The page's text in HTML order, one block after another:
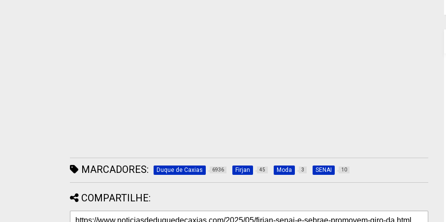
MARCADORES: Duque de Caxias 6936 Firjan 45 Moda 3 SENAI 10
COMPARTILHE: